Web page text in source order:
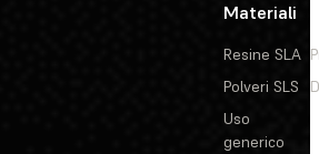
Materiali
Resine SLA
Polveri SLS
Uso
generico